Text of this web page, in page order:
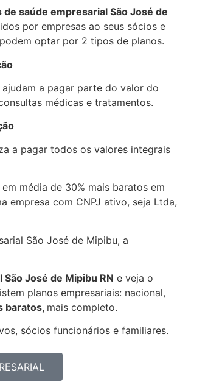
de saúde empresarial São José de
por empresas ao seus sócios e
optar por 2 tipos de planos.
a pagar parte do valor do
médicas e tratamentos.
a pagar todos os valores integrais
média de 30% mais baratos em
empresa com CNPJ ativo, seja Ltda,
São José de Mipibu, a
São José de Mipibu RN e veja o
planos empresariais: nacional,
baratos, mais completo.
sócios funcionários e familiares.